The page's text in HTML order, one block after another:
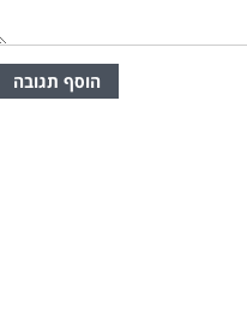
הוסף תגובה